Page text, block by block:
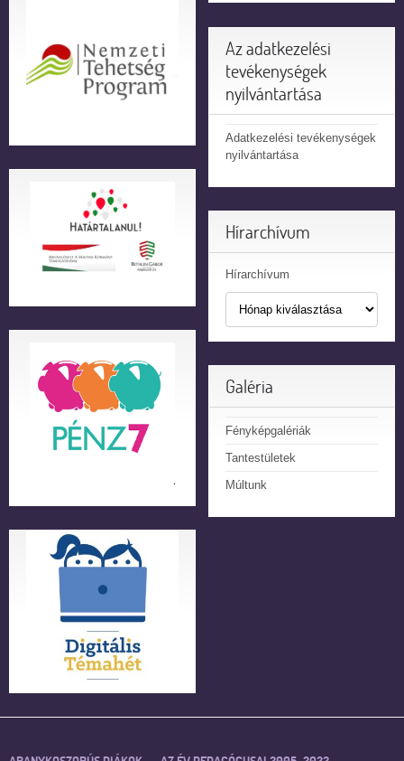
Az adatkezelési
tevékenységek
nyilvántartása
Adatkezelési tevékenységek
nyilvántartása
Hírarchívum
Hírarchívum
Galéria
Fényképgalériák
Tantestületek
Múltunk